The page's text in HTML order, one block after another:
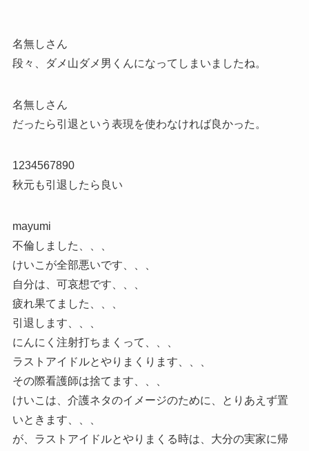
名無しさん
段々、ダメ山ダメ男くんになってしまいましたね。
名無しさん
だったら引退という表現を使わなければ良かった。
1234567890
秋元も引退したら良い
mayumi
不倫しました、、、
けいこが全部悪いです、、、
自分は、可哀想です、、、
疲れ果てました、、、
引退します、、、
にんにく注射打ちまくって、、、
ラストアイドルとやりまくります、、、
その際看護師は捨てます、、、
けいこは、介護ネタのイメージのために、とりあえず置
いときます、、、
が、ラストアイドルとやりまくる時は、大分の実家に帰